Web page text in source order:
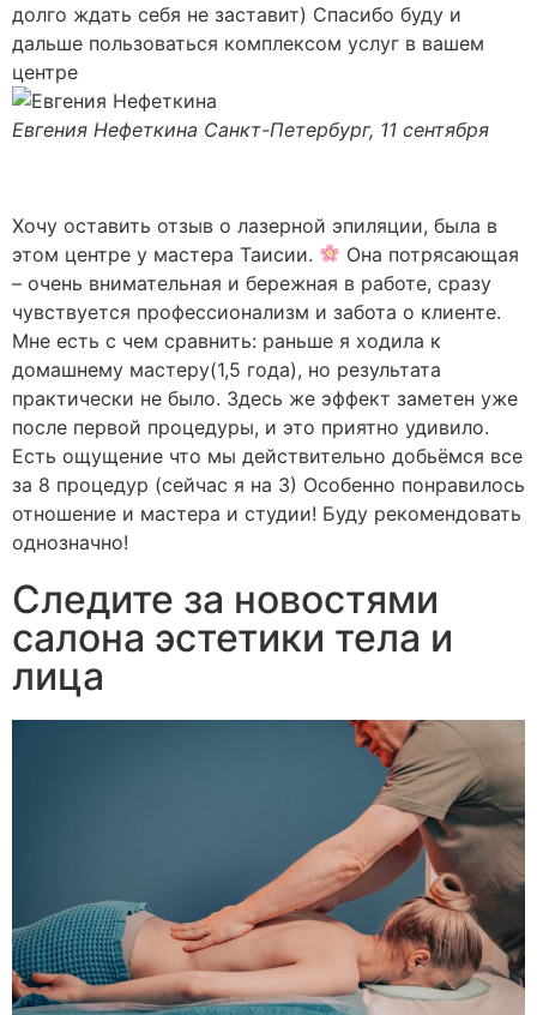
долго ждать себя не заставит) Спасибо буду и
дальше пользоваться комплексом услуг в вашем
центре
Евгения Нефеткина Санкт-Петербург, 11 сентября
Хочу оставить отзыв о лазерной эпиляции, была в
этом центре у мастера Таисии.
Она потрясающая
– очень внимательная и бережная в работе, сразу
чувствуется профессионализм и забота о клиенте.
Мне есть с чем сравнить: раньше я ходила к
домашнему мастеру(1,5 года), но результата
практически не было. Здесь же эффект заметен уже
после первой процедуры, и это приятно удивило.
Есть ощущение что мы действительно добьёмся все
за 8 процедур (сейчас я на 3) Особенно понравилось
отношение и мастера и студии! Буду рекомендовать
однозначно!
Следите за новостями
салона эстетики тела и
лица